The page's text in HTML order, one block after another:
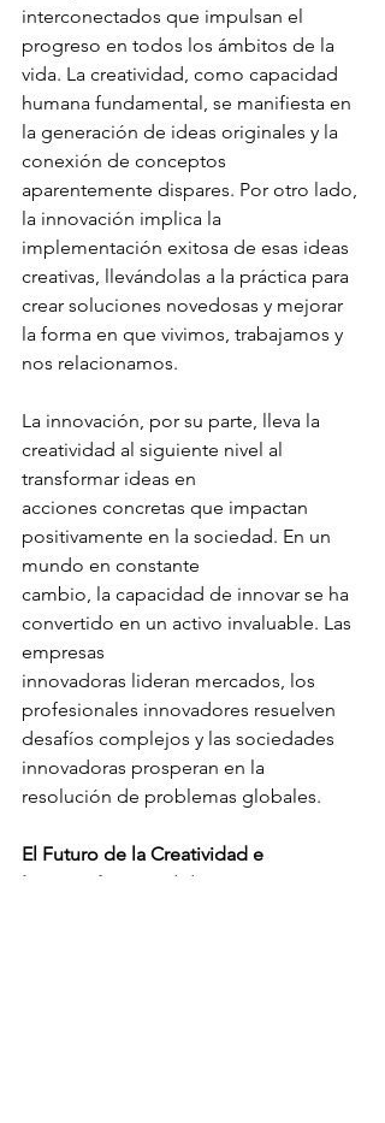
interconectados que impulsan el
progreso en todos los ámbitos de la
vida. La creatividad, como capacidad
humana fundamental, se manifiesta en
la generación de ideas originales y la
conexión de conceptos
aparentemente dispares. Por otro lado,
la innovación implica la
implementación exitosa de esas ideas
creativas, llevándolas a la práctica para
crear soluciones novedosas y mejorar
la forma en que vivimos, trabajamos y
nos relacionamos.
La innovación, por su parte, lleva la
creatividad al siguiente nivel al
transformar ideas en
acciones concretas que impactan
positivamente en la sociedad. En un
mundo en constante
cambio, la capacidad de innovar se ha
convertido en un activo invaluable. Las
empresas
innovadoras lideran mercados, los
profesionales innovadores resuelven
desafíos complejos y las sociedades
innovadoras prosperan en la
resolución de problemas globales.
El Futuro de la Creatividad e
Innovación
A medida que avanzamos